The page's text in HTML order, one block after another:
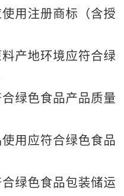
使用注册商标（含授
料产地环境应符合绿
合绿色食品产品质量
使用应符合绿色食品
合绿色食品包装储运